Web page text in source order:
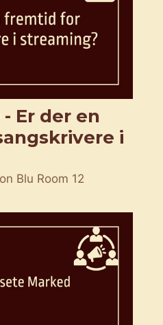
- Er der en
i
Blu Room 12